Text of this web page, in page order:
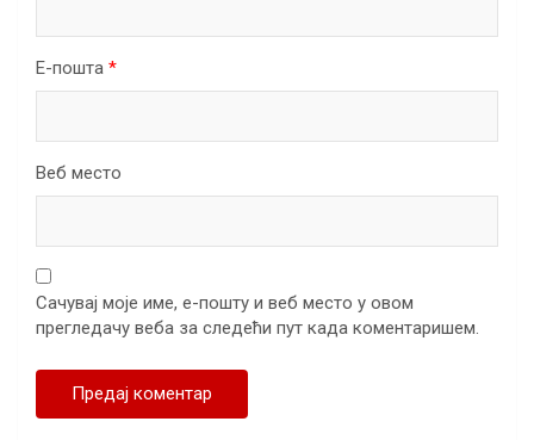
Е-пошта *
Веб место
Сачувај моје име, е-пошту и веб место у овом
прегледачу веба за следећи пут када коментаришем.